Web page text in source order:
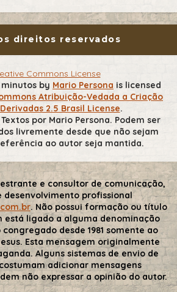
direitos reservados
minutos by Mario Persona is licensed
Atribuição-Vedada a Criação
2.5 Brasil License.
por Mario Persona. Podem ser
livremente desde que não sejam
ao autor seja mantida.
e consultor de comunicação,
desenvolvimento profissional
. Não possui formação ou título
está ligado a alguma denominação
desde 1981 somente ao
Esta mensagem originalmente
Alguns sistemas de envio de
adicionar mensagens
não expressar a opinião do autor.